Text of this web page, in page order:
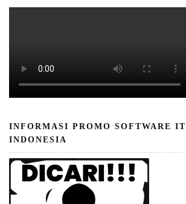
INFORMASI PROMO SOFTWARE
INDONESIA